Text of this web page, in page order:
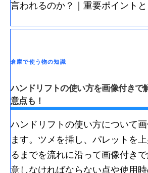
言われるのか？｜重要ポイント
倉庫で使う物の知識
ハンドリフトの使い方を画像付き
意点も！
ハンドリフトの使い方について
ます。ツメを挿し、パレットを
るまでを流れに沿って画像付き
意しなければならない点や使用